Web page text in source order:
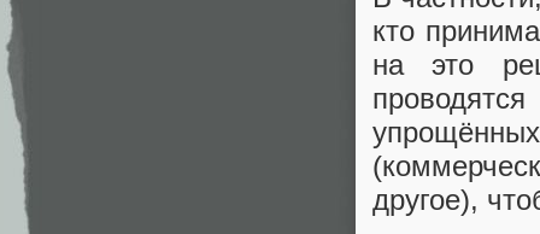
кто
на это
другое),